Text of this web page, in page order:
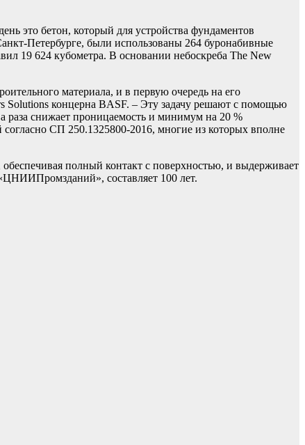
это бетон, который для устройства фундаментов
Петербурге, были использованы 264 буронабивные
19 624 кубометра. В основании небоскреба The New
материала, и в первую очередь на его
Solutions концерна BASF. – Эту задачу решают с помощью
раза снижает проницаемость и минимум на 20 %
СП 250.1325800-2016, многие из которых вполне
полный контакт с поверхностью, и выдерживает
составляет 100 лет.